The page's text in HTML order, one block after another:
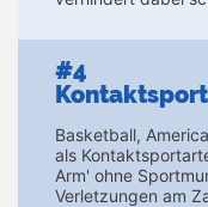
#4
Basketball,
als
Arm' ohne
Verletzungen am